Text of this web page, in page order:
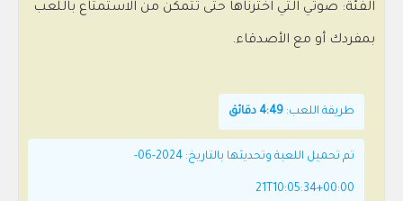
الفئة: صوتي التي اخترناها حتى تتمكن من الاستمتاع باللعب
بمفردك أو مع الأصدقاء.
طريقة اللعب: 4:49 دقائق
تم تحميل اللعبة وتحديثها بالتاريخ: 2024-06-
21T10:05:34+00:00